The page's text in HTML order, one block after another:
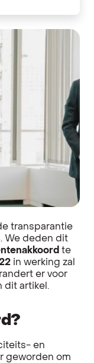
transparantie
We deden dit
te
in werking zal
er voor
dit artikel.
en
geworden om